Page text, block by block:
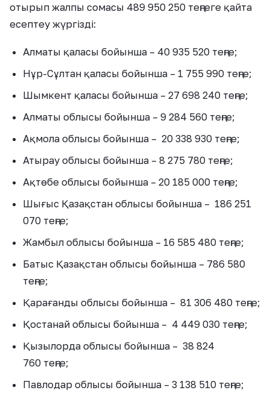
отырып жалпы сомасы 489 950 250 теңгеге қайта
есептеу жүргізді:
Алматы қаласы бойынша – 40 935 520 теңге;
Нұр-Сұлтан қаласы бойынша – 1 755 990 теңге;
Шымкент қаласы бойынша – 27 698 240 теңге;
Алматы облысы бойынша – 9 284 560 теңге;
Ақмола облысы бойынша – 20 338 930 теңге;
Атырау облысы бойынша – 8 275 780 теңге;
Ақтөбе облысы бойынша – 20 185 000 теңге;
Шығыс Қазақстан облысы бойынша – 186 251
070 теңге;
Жамбыл облысы бойынша – 16 585 480 теңге;
Батыс Қазақстан облысы бойынша – 786 580
теңге;
Қарағанды облысы бойынша – 81 306 480 теңге;
Қостанай облысы бойынша – 4 449 030 теңге;
Қызылорда облысы бойынша – 38 824
760 теңге;
Павлодар облысы бойынша – 3 138 510 теңге;